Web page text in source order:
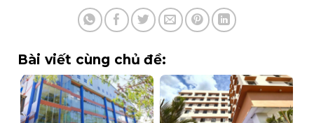
Bài viết cùng chủ đề: